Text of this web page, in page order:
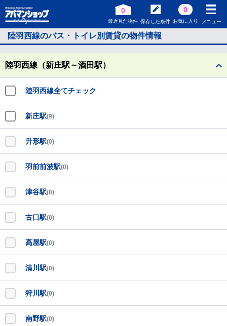
0
最近見た物件 保存した条件
0
お気に入り メニュー
陸羽西線のバス・トイレ別賃貸の物件情報
陸羽西線（新庄駅～酒田駅）
陸羽西線全てチェック
新庄駅(9)
升形駅(0)
羽前前波駅(0)
津谷駅(0)
古口駅(0)
高屋駅(0)
清川駅(0)
狩川駅(0)
南野駅(0)